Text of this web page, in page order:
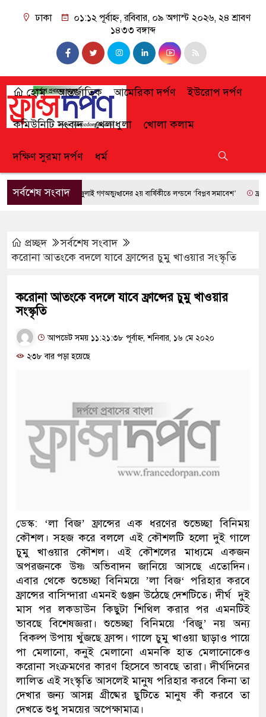
ঢাকা
০১:১২ পূর্বাহ্ন, রবিবার, ০৯ অগাস্ট ২০২৬, ২৪ শ্রাবণ
১৪৩৩ বঙ্গাব্দ
হোম আন্তর্জাতিক আমেরিকা দর্পণ ইউরোপ দর্পণ
কমিউনিটি সংবাদ খেলাধুলা খোলা কলাম
দক্ষিণ সুরমা দর্পণ ধর্ম
সর্বশেষ সংবাদজুলাই গণঅভ্যুত্থানের ২য় বার্ষিকীতে লন্ডনে ‘বিপ্লব সমাবেশ’ ফ্রান্সে
প্রচ্ছদ
সর্বশেষ সংবাদ
করোনা আতংকে বদলে যাবে ফ্রান্সের চুমু খাওয়ার সংস্কৃতি
করোনা আতংকে বদলে যাবে ফ্রান্সের চুমু খাওয়ার
সংস্কৃতি
আপডেট সময় ১১:২১:৩৮ পূর্বাহ্ন, শনিবার, ১৬ মে ২০২০
২৩৮ বার পড়া হয়েছে
ডেস্ক: ‘লা বিজ’ ফ্রান্সের এক ধরণের শুভেচ্ছা বিনিময়
কৌশল। সহজ করে বললে এই কৌশলটি হলো দুই গালে
চুমু খাওয়ার কৌশল। এই কৌশলের মাধ্যমে একজন
অপরজনকে উষ্ণ অভিবাদন জানিয়ে আসছে এতোদিন।
এবার থেকে শুভেচ্ছা বিনিময়ে ‌’লা বিজ‘ পরিহার করবে
ফ্রান্সের বাসিন্দারা এমনই গুঞ্জন উঠেছে দেশটিতে। দীর্ঘ দুই
মাস পর লকডাউন কিছুটা শিথিল করার পর এমনটিই
ভাবছে বিশেষজ্ঞরা। শুভেচ্ছা বিনিময়ে ‘বিজু’ নয় অন্য
বিকল্প উপায় খুঁজছে ফ্রান্স। গালে চুমু খাওয়া ছাড়াও পায়ে
পা মেলানো, কনুই মেলানো এমনকি হাত মেলানোকেও
করোনা সংক্রমণের কারণ হিসেবে ভাবছে তারা। দীর্ঘদিনের
লালিত এই সংস্কৃতি আসলেই মানুষ পরিহার করবে কিনা তা
দেখার জন্য আসন্ন গ্রীষ্মের ছুটিতে মানুষ কী করবে তা
দেখতে শুধু সময়ের অপেক্ষামাত্র।